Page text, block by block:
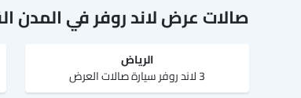
صالات عرض لاند روفر في المدن
الرياض‎
3 لاند روفر سيارة صالات العرض